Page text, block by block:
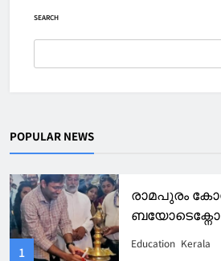
SEARCH
POPULAR NEWS
1
രാമപുരം
Education Kerala